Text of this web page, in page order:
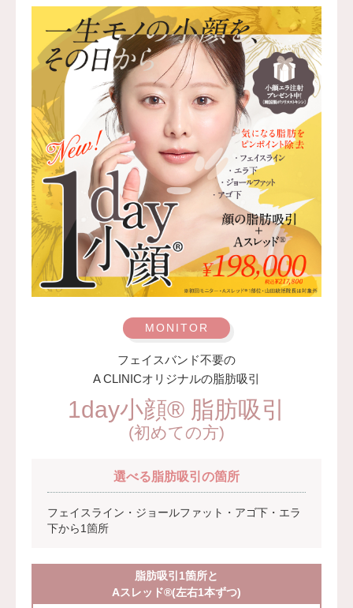
入箇所を強く刺激するようなマッサージは1〜2週間ほどお
控えください。
費用：レスチレン 76,800円(税込)
レスチレンリフト※横浜院限定 98,800円(税込)
ジュビダームビスタ ボルベラ XC 131,800円(税込)
クレヴィエルコントア・クレヴィエルプライム 131,800円
(税込)
オプション：表面麻酔 3,300円(税込) 笑気麻酔 3,300円(税
込)
監修医：A CLINIC 統括院長 医師 山田 哲雄
施術名：唇のヒアルロン酸注射
施術内容：唇のボリューム不足や左右差、輪郭のぼやけが
気になる方に対し、ヒアルロン酸を唇に注入して、ふっく
らとした立体感や理想的なフォルムを整える施術です。上
唇と下唇のバランスを調整したり、口角の印象を改善した
りすることも可能で、ナチュラルな仕上がりを重視しなが
らデザインしていきます。
施術時間：注入箇所数により異なりますが、10分程度で
リスク、副作用：施術後に腫れ、赤み、内出血、痛み、突
もので数日〜1週間程度で軽快していきます。まれに、ヒ
アルロン酸に対するアレルギー反応や、細菌感染、血管閉
後1〜2週間は、注入部位を強く押したりマッサージしたり
することはお控えください。
費用：レスチレン 46,100円〜76,800円(税込)
レスチレンリフト※横浜院限定 59,300円～98,800円(税込)
込)
グロス注射 21,800円(税込)
オプション：表面麻酔 3,300円(税込) 笑気麻酔 3,300円(税
フェイスバンド不要の
A CLINICオリジナルの脂肪吸引
1day小顔®︎ 脂肪吸引
(初めての方)
選べる脂肪吸引の箇所
フェイスライン・ジョールファット・アゴ下・エラ
下から1箇所
脂肪吸引1箇所と
Aスレッド®︎(左右1本ずつ)